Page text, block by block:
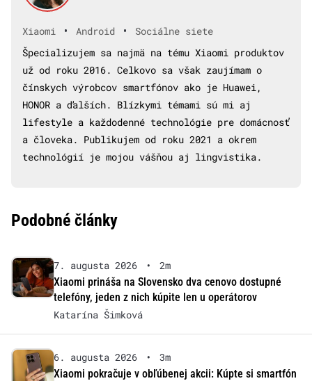
Xiaomi • Android •
Sociálne siete
Špecializujem sa najmä na tému Xiaomi produktov
už od roku 2016. Celkovo sa však zaujímam o
čínskych výrobcov smartfónov ako je Huawei,
HONOR a ďalších. Blízkymi témami sú mi aj
lifestyle a každodenné technológie pre domácnosť
a človeka. Publikujem od roku 2021 a okrem
technológií je mojou vášňou aj lingvistika.
Podobné články
7. augusta 2026 •
2m
Xiaomi prináša na Slovensko dva cenovo dostupné
telefóny, jeden z nich kúpite len u operátorov
Katarína Šimková
6. augusta 2026 •
3m
Xiaomi pokračuje v obľúbenej akcii: Kúpte si smartfón